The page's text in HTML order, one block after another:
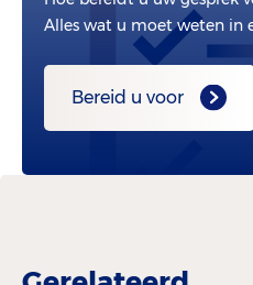
Alles wat u moet weten in
Bereid u voor